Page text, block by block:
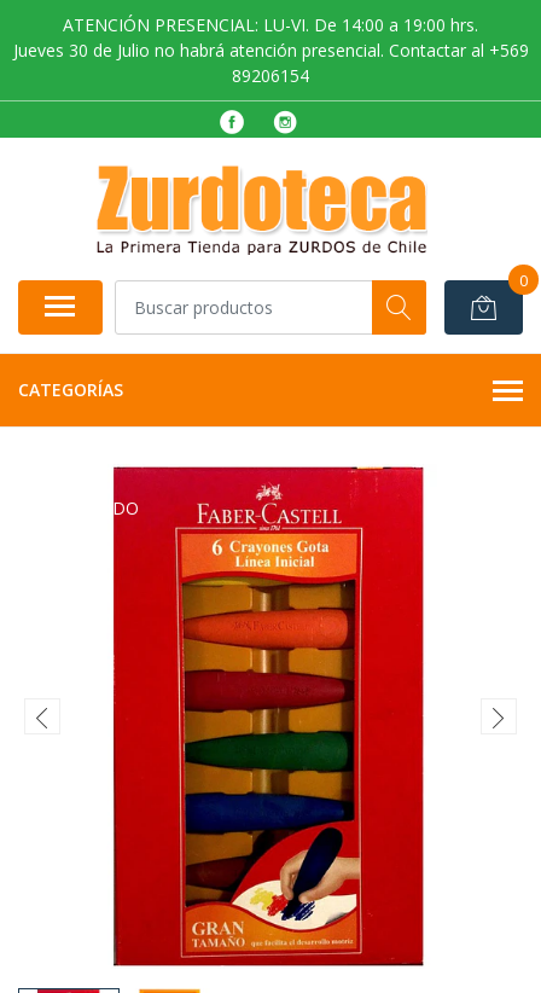
ATENCIÓN PRESENCIAL: LU-VI. De 14:00 a 19:00 hrs.
Jueves 30 de Julio no habrá atención presencial. Contactar al +569
89206154
0
CATEGORÍAS
AGOTADO